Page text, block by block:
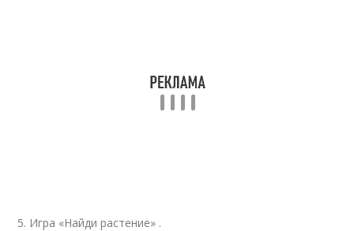
5. Игра «Найди растение» .